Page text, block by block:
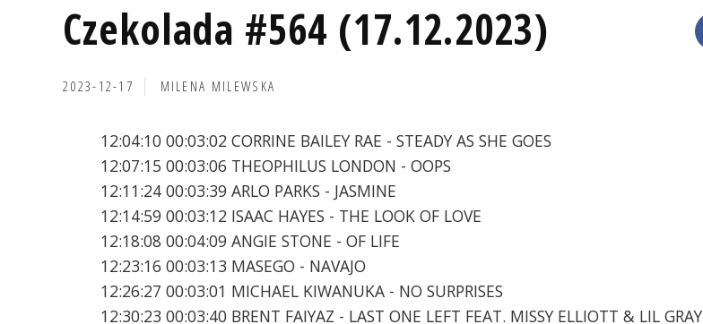
Czekolada #564 (17.12.2023)
2023-12-17 MILENA MILEWSKA
12:04:10 00:03:02 CORRINE BAILEY RAE - STEADY AS SHE GOES
12:07:15 00:03:06 THEOPHILUS LONDON - OOPS
12:11:24 00:03:39 ARLO PARKS - JASMINE
12:14:59 00:03:12 ISAAC HAYES - THE LOOK OF LOVE
12:18:08 00:04:09 ANGIE STONE - OF LIFE
12:23:16 00:03:13 MASEGO - NAVAJO
12:26:27 00:03:01 MICHAEL KIWANUKA - NO SURPRISES
12:30:23 00:03:40 BRENT FAIYAZ - LAST ONE LEFT FEAT. MISSY ELLIOTT & LIL GRAY